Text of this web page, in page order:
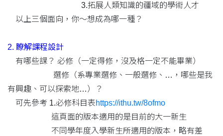
3.拓展人類知識的疆域的學術人才
以上三個面向，你～想成為哪一種？
2. 瞭解課程設計
有哪些課？ 必修（一定得修，沒及格一定不能畢業）
選修（系專業選修、一般選修、…，哪些是我
有興趣、可以探索地…）？
可先參考 1.必修科目表https://ithu.tw/8ofmo
這頁面的版本適用的是目前的大一新生
不同學年度入學新生所適用的版本，略有差